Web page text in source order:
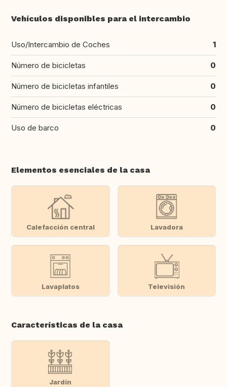
Vehículos disponibles para el intercambio
Uso/Intercambio de Coches 1
Número de bicicletas 0
Número de bicicletas infantiles 0
Número de bicicletas eléctricas 0
Uso de barco 0
Elementos esenciales de la casa
Calefacción central Lavadora
Lavaplatos Televisión
Características de la casa
Jardín